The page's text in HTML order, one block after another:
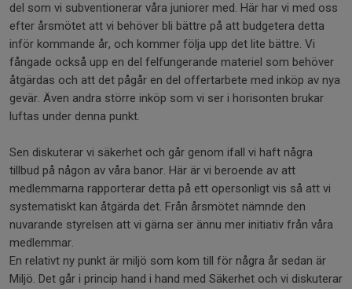
del som vi subventionerar våra juniorer med. Här har vi med oss
efter årsmötet att vi behöver bli bättre på att budgetera detta
inför kommande år, och kommer följa upp det lite bättre. Vi
fångade också upp en del felfungerande materiel som behöver
åtgärdas och att det pågår en del offertarbete med inköp av nya
gevär. Även andra större inköp som vi ser i horisonten brukar
luftas under denna punkt.
Sen diskuterar vi säkerhet och går genom ifall vi haft några
tillbud på någon av våra banor. Här är vi beroende av att
medlemmarna rapporterar detta på ett opersonligt vis så att vi
systematiskt kan åtgärda det. Från årsmötet nämnde den
nuvarande styrelsen att vi gärna ser ännu mer initiativ från våra
medlemmar.
En relativt ny punkt är miljö som kom till för några år sedan är
Miljö. Det går i princip hand i hand med Säkerhet och vi diskuterar